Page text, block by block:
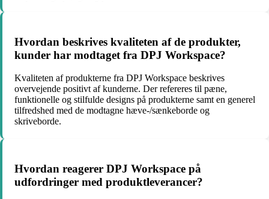
Hvordan beskrives kvaliteten af de produkter,
kunder har modtaget fra DPJ Workspace?
Kvaliteten af produkterne fra DPJ Workspace beskrives
overvejende positivt af kunderne. Der refereres til pæne,
funktionelle og stilfulde designs på produkterne samt en generel
tilfredshed med de modtagne hæve-/sænkeborde og
skriveborde.
Hvordan reagerer DPJ Workspace på
udfordringer med produktleverancer?